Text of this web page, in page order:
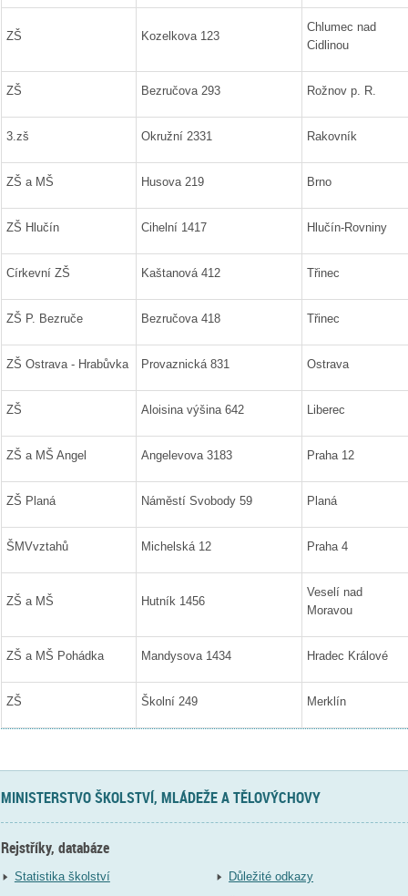
ZŠ Kozelkova 123
Chlumec nad
Cidlinou
ZŠ Bezručova 293 Rožnov p. R.
3.zš Okružní 2331 Rakovník
ZŠ a MŠ Husova 219 Brno
ZŠ Hlučín Cihelní 1417 Hlučín-Rovniny
Církevní ZŠ Kaštanová 412 Třinec
ZŠ P. Bezruče Bezručova 418 Třinec
ZŠ Ostrava - Hrabůvka Provaznická 831 Ostrava
ZŠ Aloisina výšina 642 Liberec
ZŠ a MŠ Angel Angelevova 3183 Praha 12
ZŠ Planá Náměstí Svobody 59 Planá
ŠMVvztahů Michelská 12 Praha 4
ZŠ a MŠ Hutník 1456
Veselí nad
Moravou
ZŠ a MŠ Pohádka Mandysova 1434 Hradec Králové
ZŠ Školní 249 Merklín
MINISTERSTVO ŠKOLSTVÍ, MLÁDEŽE A TĚLOVÝCHOVY
Rejstříky, databáze
Statistika školství
Důležité odkazy